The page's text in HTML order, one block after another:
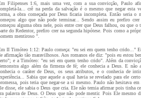
Filipenses 1:6, mais uma vez, com a sua convicção, Paulo
la... crê na perda da salvação é o mesmo que negar esta
a obra começada por Deus ficaria incompleta. Então seria o
algo que não pode terminar... Sendo assim eu prefiro
alguma obra nele, pois entre crer que Deus falhou, ou que o
do Redentor, prefiro crer na segunda hipótese. Pois como a
mentiroso ".
II Timóteo 1:12: Paulo começa: "eu sei em quem tenho crido..."
afirmação tão maravilhosos. Aos romanos ele diz: "pois eu estou
e a Timóteo: "eu sei em quem tenho crido". Além da
algo além da firmeza de fé; ele conhecia a Deus. E não
o caráter de Deus, os seus atributos, e o conhecia de
Sabia que aquele a qual havia se revelado para ele
pois teria que negar-se a si mesmo. Paulo não hesitava
disse, ele sabia o Deus que cria. Ele não temia afirmar pois tinha
palavra de Deus. O Deus que não pode mentir. Pois Ele mesmo